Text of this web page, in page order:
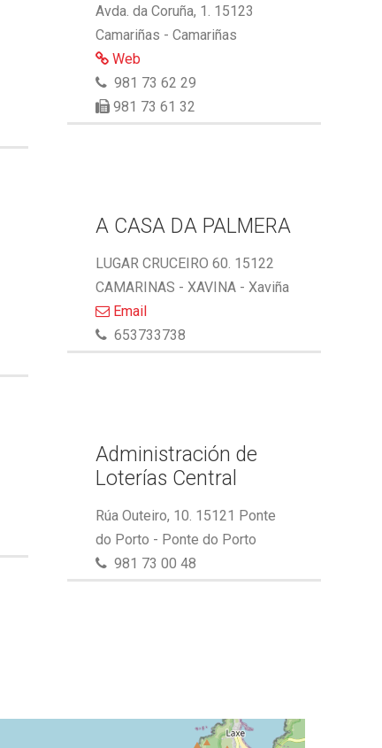
Avda. da Coruña, 1. 15123
Camariñas - Camariñas
Web
981 73 62 29
981 73 61 32
A CASA DA PALMERA
LUGAR CRUCEIRO 60. 15122
CAMARINAS - XAVINA - Xaviña
Email
653733738
Administración de
Loterías Central
Rúa Outeiro, 10. 15121 Ponte
do Porto - Ponte do Porto
981 73 00 48